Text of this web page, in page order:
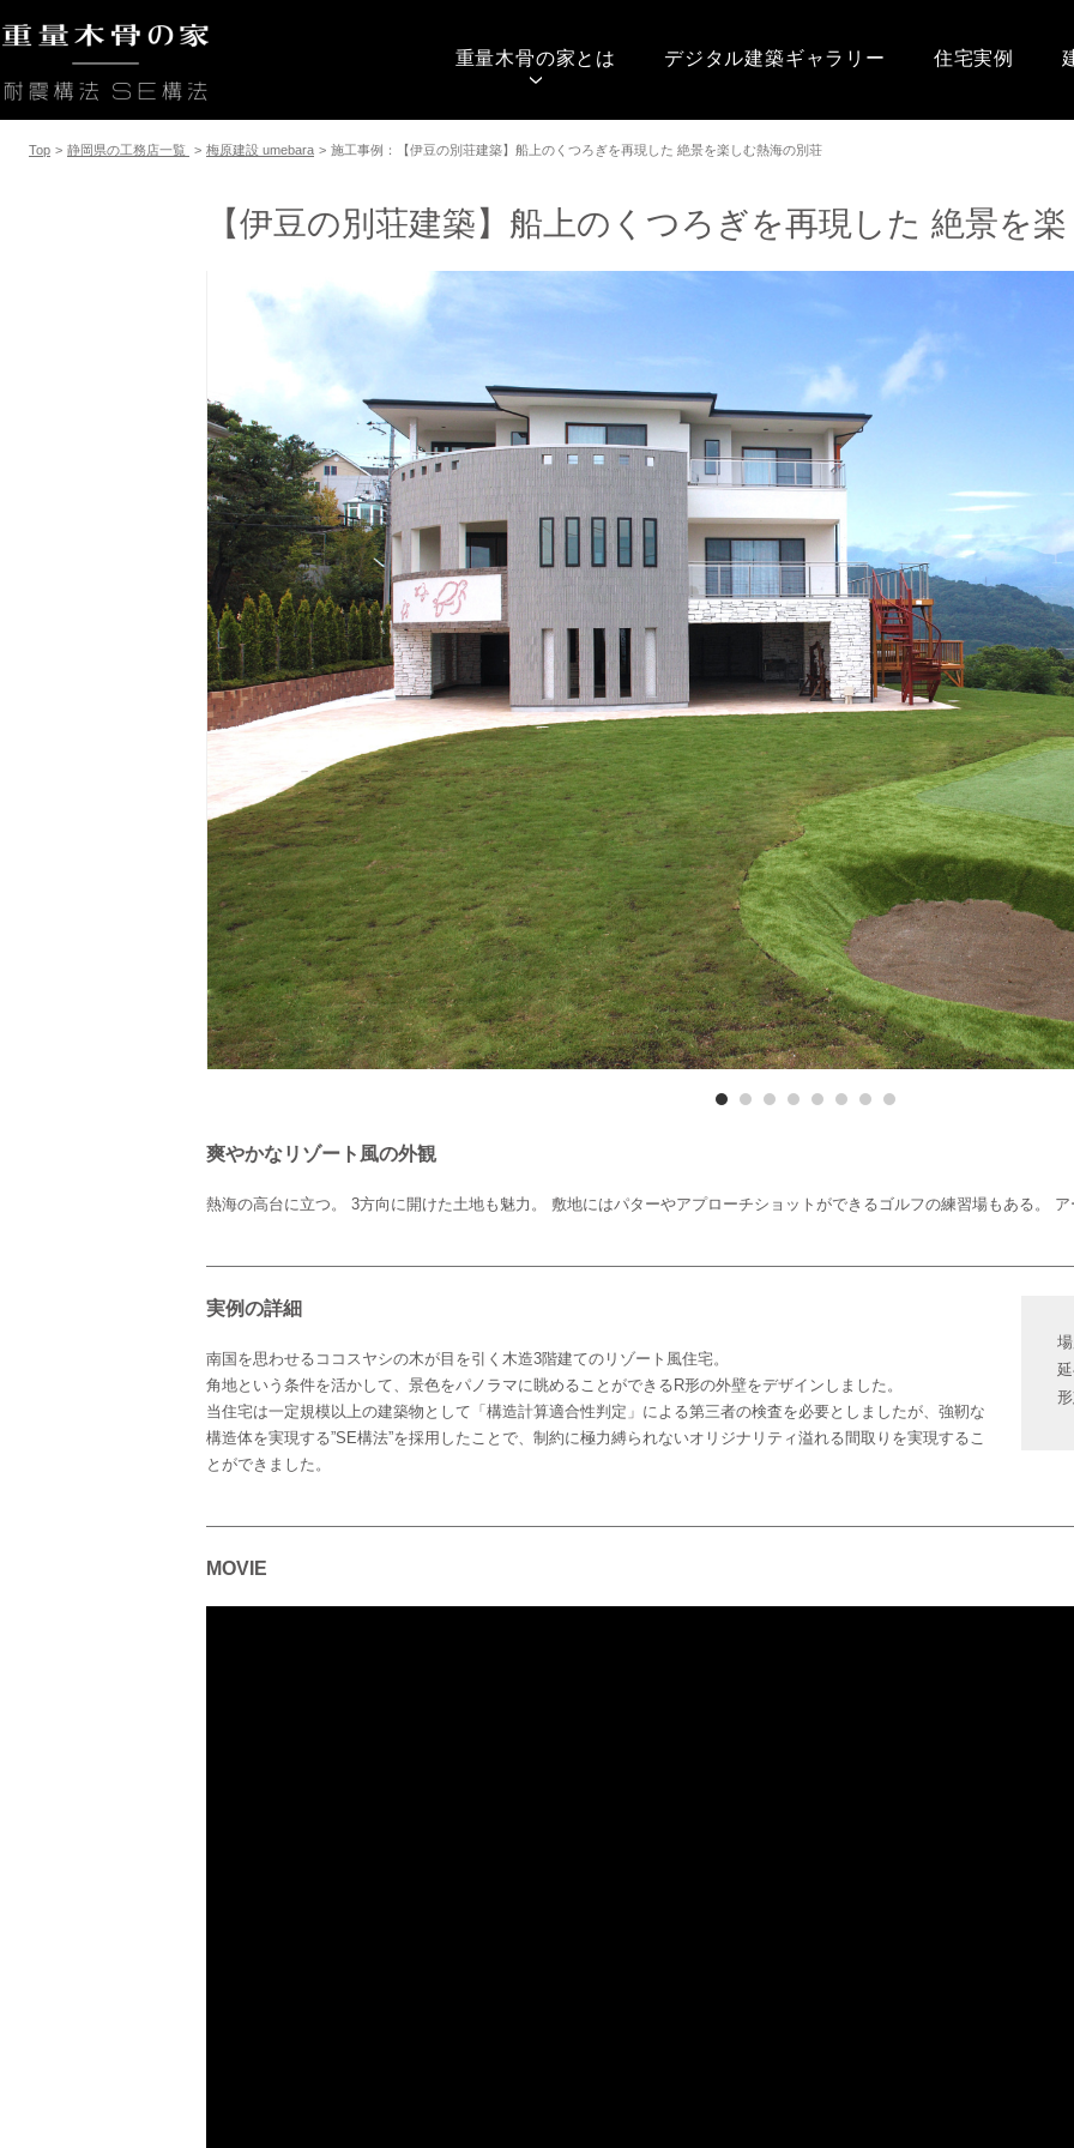
重量木骨の家とは デジタル建築ギャラリー 住宅実例
Top > 静岡県の工務店一覧 > 梅原建設 umebara > 施工事例：【伊豆の別荘建築】船上のくつろぎを再現した 絶景を楽しむ熱海の別荘
【伊豆の別荘建築】船上のくつろぎを再現した 絶景を
爽やかなリゾート風の外観
熱海の高台に立つ。 3方向に開けた土地も魅力。 敷地にはパターやアプローチショットができるゴルフの練習場もある。
実例の詳細
南国を思わせるココスヤシの木が目を引く木造3階建てのリゾート風住宅。
角地という条件を活かして、景色をパノラマに眺めることができるR形の外壁をデザインしました。
当住宅は一定規模以上の建築物として「構造計算適合性判定」による第三者の検査を必要としましたが、強靭な
構造体を実現する”SE構法”を採用したことで、制約に極力縛られないオリジナリティ溢れる間取りを実現するこ
とができました。
MOVIE